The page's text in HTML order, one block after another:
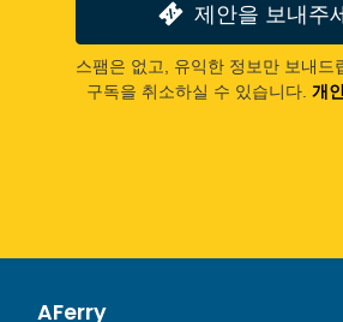
제안을 보내주
스팸은 없고, 유익한 정보만 보내드
구독을 취소하실 수 있습니다. 개
AFerry